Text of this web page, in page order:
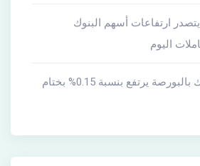
ارتفاعات أسهم البنوك
اليوم
مؤشر قطاع البنوك بالبورصة يرتفع بنسبة 0.15% بختام